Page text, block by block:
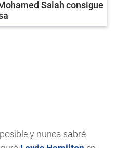
Salah consigue
y nunca sabré